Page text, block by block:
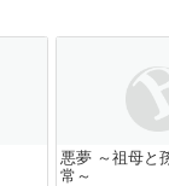
悪夢 ～祖母と
常～